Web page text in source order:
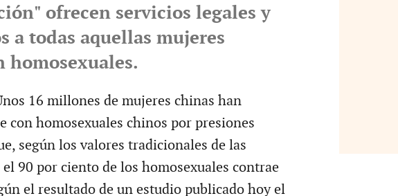
ofrecen servicios legales y
a todas aquellas mujeres
homosexuales.
16 millones de mujeres chinas han
con homosexuales chinos por presiones
según los valores tradicionales de las
90 por ciento de los homosexuales contrae
el resultado de un estudio publicado hoy el